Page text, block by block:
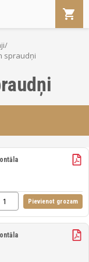
/
spraudņi
Pievienot grozam